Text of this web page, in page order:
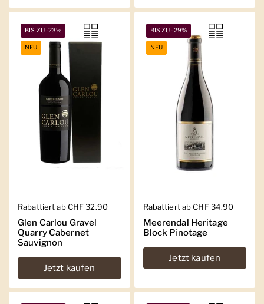
Regulärer Preis
Rabattiert ab CHF 32.90
Glen Carlou Gravel
Quarry Cabernet
Sauvignon
Jetzt kaufen
BIS ZU -23%
NEU
Regulärer Preis
Rabattiert ab CHF 34.90
Meerendal Heritage
Block Pinotage
Jetzt kaufen
BIS ZU -29%
NEU